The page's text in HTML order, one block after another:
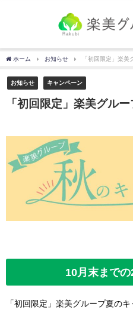
ホーム お知らせ 「初回限定」楽
お知らせ キャンペーン
「初回限定」楽美グル
10月末までの
「初回限定」楽美グループ夏の